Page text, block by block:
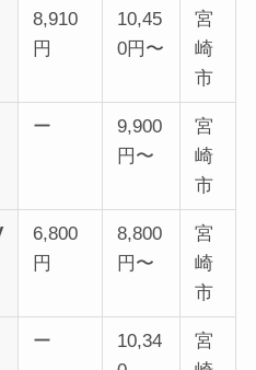
8,910
円
10,45
0円〜
宮
崎
市
ー
9,900
円〜
宮
崎
市
6,800
円
8,800
円〜
宮
崎
市
ー
10,34
宮